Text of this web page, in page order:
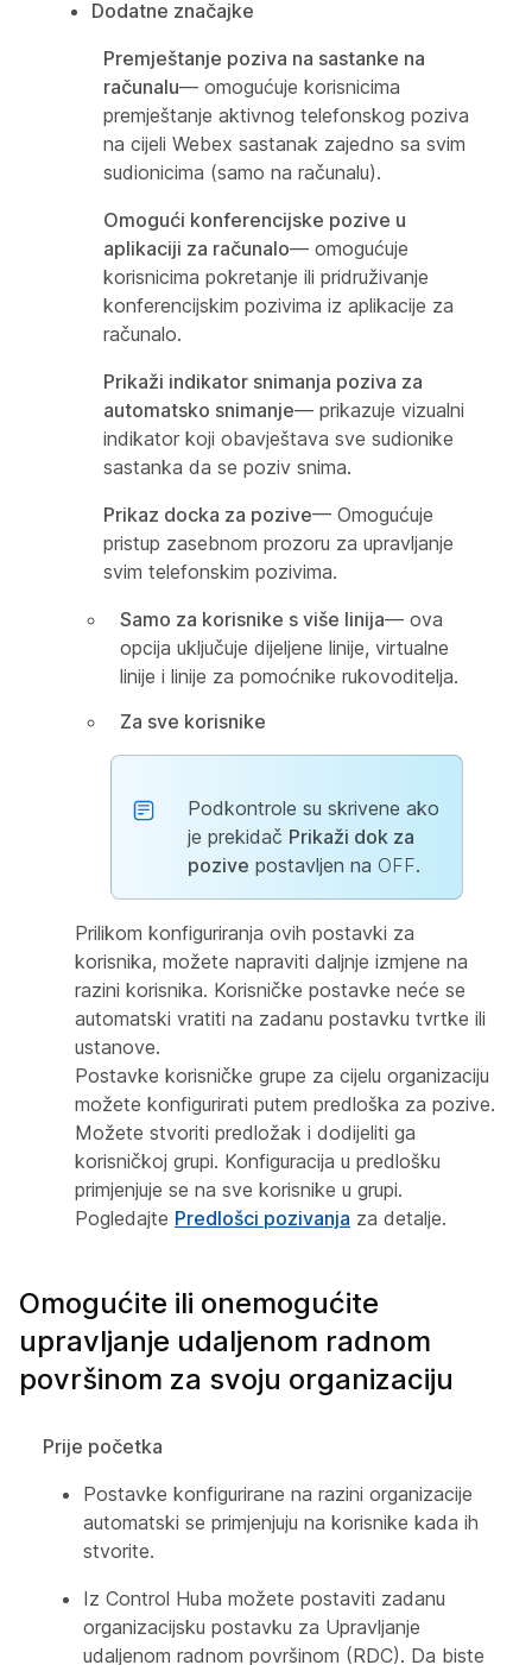
Dodatne značajke
Premještanje poziva na sastanke na
računalu— omogućuje korisnicima
premještanje aktivnog telefonskog poziva
na cijeli Webex sastanak zajedno sa svim
sudionicima (samo na računalu).
Omogući konferencijske pozive u
aplikaciji za računalo— omogućuje
korisnicima pokretanje ili pridruživanje
konferencijskim pozivima iz aplikacije za
računalo.
Prikaži indikator snimanja poziva za
automatsko snimanje— prikazuje vizualni
indikator koji obavještava sve sudionike
sastanka da se poziv snima.
Prikaz docka za pozive— Omogućuje
pristup zasebnom prozoru za upravljanje
svim telefonskim pozivima.
Samo za korisnike s više linija— ova
opcija uključuje dijeljene linije, virtualne
linije i linije za pomoćnike rukovoditelja.
Za sve korisnike
Podkontrole su skrivene ako
je prekidač Prikaži dok za
pozive postavljen na OFF.
Prilikom konfiguriranja ovih postavki za
korisnika, možete napraviti daljnje izmjene na
razini korisnika. Korisničke postavke neće se
automatski vratiti na zadanu postavku tvrtke ili
ustanove.
Postavke korisničke grupe za cijelu organizaciju
možete konfigurirati putem predloška za pozive.
Možete stvoriti predložak i dodijeliti ga
korisničkoj grupi. Konfiguracija u predlošku
primjenjuje se na sve korisnike u grupi.
Pogledajte Predlošci pozivanja za detalje.
Omogućite ili onemogućite
upravljanje udaljenom radnom
površinom za svoju organizaciju
Prije početka
Postavke konfigurirane na razini organizacije
automatski se primjenjuju na korisnike kada ih
stvorite.
Iz Control Huba možete postaviti zadanu
organizacijsku postavku za Upravljanje
udaljenom radnom površinom (RDC). Da biste